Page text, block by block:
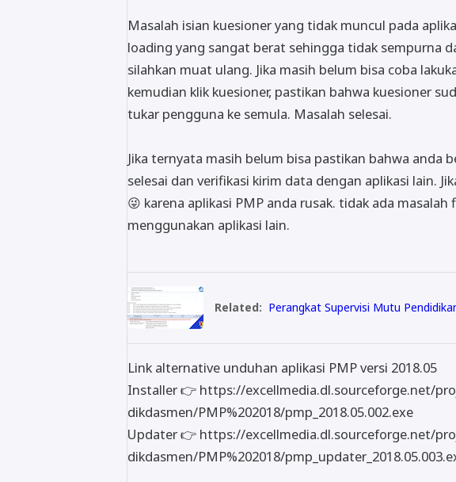
Masalah isian kuesioner yang tidak muncul pada
loading yang sangat berat sehingga tidak sempurna
silahkan muat ulang. Jika masih belum bisa coba
kemudian klik kuesioner, pastikan bahwa kuesioner
tukar pengguna ke semula. Masalah selesai.
Jika ternyata masih belum bisa pastikan bahwa anda
selesai dan verifikasi kirim data dengan aplikasi lain.
😜 karena aplikasi PMP anda rusak. tidak ada
menggunakan aplikasi lain.
Related: Perangkat Supervisi Mutu
Link alternative unduhan aplikasi PMP versi 2018.05
Installer 👉 https://excellmedia.dl.sourceforge.net/
dikdasmen/PMP%202018/pmp_2018.05.002.exe
Updater 👉 https://excellmedia.dl.sourceforge.net/
dikdasmen/PMP%202018/